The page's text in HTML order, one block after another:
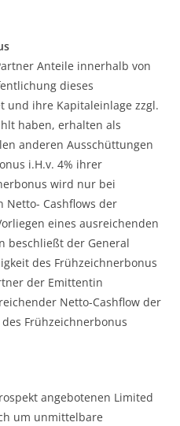
Anteile innerhalb von
dieses
und ihre Kapitaleinlage zzgl.
haben, erhalten als
anderen Ausschüttungen
i.H.v. 4% ihrer
wird nur bei
Netto- Cashflows der
eines ausreichenden
beschließt der General
des Frühzeichnerbonus
der Emittentin
Netto-Cashflow der
Frühzeichnerbonus
angebotenen Limited
um unmittelbare